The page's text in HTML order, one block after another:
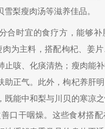
梨瘦肉汤等滋养佳品。
合时宜的食疗方，能够补
为主料，搭配枸杞、姜片
咳、化痰清热；瘦肉能
正气。此外，枸杞养肝
能中和梨与川贝的寒凉
口干咽燥。这些食材搭